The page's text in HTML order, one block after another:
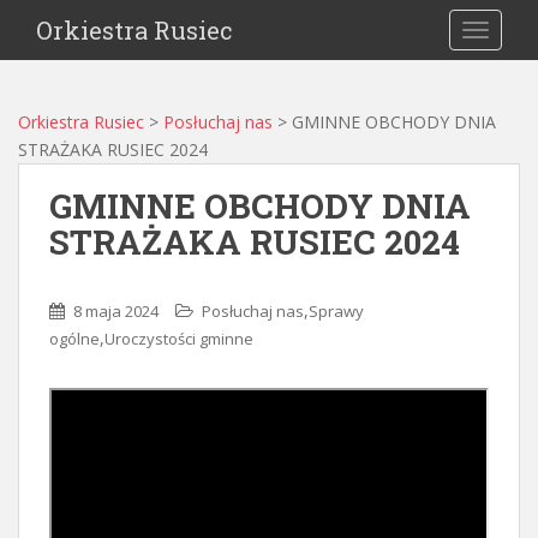
Orkiestra Rusiec
Orkiestra Rusiec > Posłuchaj nas > GMINNE OBCHODY DNIA
STRAŻAKA RUSIEC 2024
GMINNE OBCHODY DNIA
STRAŻAKA RUSIEC 2024
8 maja 2024 Posłuchaj nas,Sprawy
ogólne,Uroczystości gminne